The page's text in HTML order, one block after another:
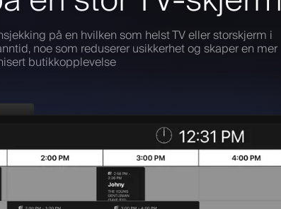
på en hvilken som helst TV eller storskjerm i
noe som reduserer usikkerhet og skaper en mer
butikkopplevelse